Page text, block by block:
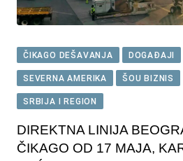
ČIKAGO DEŠAVANJA DOGAĐAJI
SEVERNA AMERIKA ŠOU BIZNIS
SRBIJA I REGION
DIREKTNA LINIJA
ČIKAGO OD 17 MAJA,